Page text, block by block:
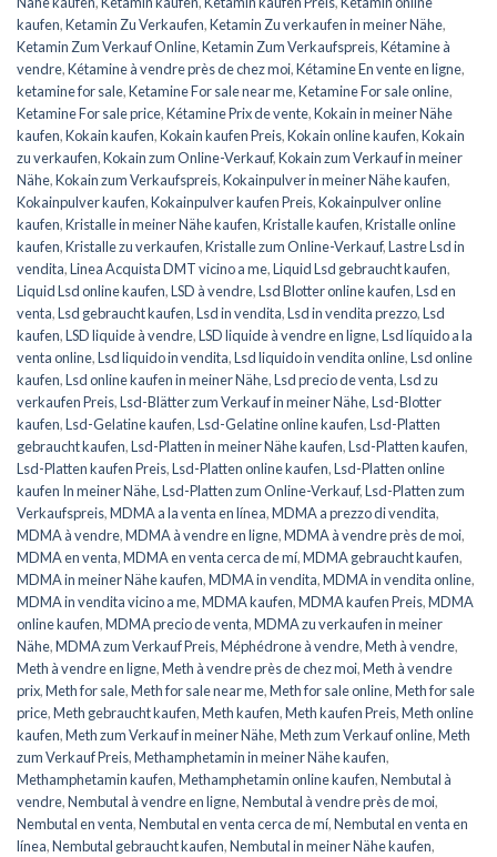
kaufen,Ketamin Zu Verkaufen,Ketamin Zu verkaufen in meiner Nähe,
Ketamin Zum Verkauf Online,Ketamin Zum Verkaufspreis,Kétamine à
vendre,Kétamine à vendre près de chez moi,Kétamine En vente en ligne,
ketamine for sale,Ketamine For sale near me,Ketamine For sale online,
Ketamine For sale price,Kétamine Prix de vente,Kokain in meiner Nähe
kaufen,Kokain kaufen,Kokain kaufen Preis,Kokain online kaufen,Kokain
zu verkaufen,Kokain zum Online-Verkauf,Kokain zum Verkauf in meiner
Nähe,Kokain zum Verkaufspreis,Kokainpulver in meiner Nähe kaufen,
Kokainpulver kaufen,Kokainpulver kaufen Preis,Kokainpulver online
kaufen,Kristalle in meiner Nähe kaufen,Kristalle kaufen,Kristalle online
kaufen,Kristalle zu verkaufen,Kristalle zum Online-Verkauf,Lastre Lsd in
vendita,Linea Acquista DMT vicino a me,Liquid Lsd gebraucht kaufen,
Liquid Lsd online kaufen,LSD à vendre,Lsd Blotter online kaufen,Lsd en
venta,Lsd gebraucht kaufen,Lsd in vendita,Lsd in vendita prezzo,Lsd
kaufen,LSD liquide à vendre,LSD liquide à vendre en ligne,Lsd líquido a la
venta online,Lsd liquido in vendita,Lsd liquido in vendita online,Lsd online
kaufen,Lsd online kaufen in meiner Nähe,Lsd precio de venta,Lsd zu
verkaufen Preis,Lsd-Blätter zum Verkauf in meiner Nähe,Lsd-Blotter
kaufen,Lsd-Gelatine kaufen,Lsd-Gelatine online kaufen,Lsd-Platten
gebraucht kaufen,Lsd-Platten in meiner Nähe kaufen,Lsd-Platten kaufen,
Lsd-Platten kaufen Preis,Lsd-Platten online kaufen,Lsd-Platten online
kaufen In meiner Nähe,Lsd-Platten zum Online-Verkauf,Lsd-Platten zum
Verkaufspreis,MDMA a la venta en línea,MDMA a prezzo di vendita,
MDMA à vendre,MDMA à vendre en ligne,MDMA à vendre près de moi,
MDMA en venta,MDMA en venta cerca de mí,MDMA gebraucht kaufen,
MDMA in meiner Nähe kaufen,MDMA in vendita,MDMA in vendita online,
MDMA in vendita vicino a me,MDMA kaufen,MDMA kaufen Preis,MDMA
online kaufen,MDMA precio de venta,MDMA zu verkaufen in meiner
Nähe,MDMA zum Verkauf Preis,Méphédrone à vendre,Meth à vendre,
Meth à vendre en ligne,Meth à vendre près de chez moi,Meth à vendre
prix,Meth for sale,Meth for sale near me,Meth for sale online,Meth for sale
price,Meth gebraucht kaufen,Meth kaufen,Meth kaufen Preis,Meth online
kaufen,Meth zum Verkauf in meiner Nähe,Meth zum Verkauf online,Meth
zum Verkauf Preis,Methamphetamin in meiner Nähe kaufen,
Methamphetamin kaufen,Methamphetamin online kaufen,Nembutal à
vendre,Nembutal à vendre en ligne,Nembutal à vendre près de moi,
Nembutal en venta,Nembutal en venta cerca de mí,Nembutal en venta en
línea,Nembutal gebraucht kaufen,Nembutal in meiner Nähe kaufen,